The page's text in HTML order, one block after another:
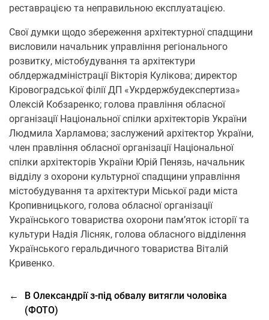
реставрацією та неправильною експлуатацією.
Свої думки щодо збереження архітектурної спадщини
висловили начальник управління регіонального
розвитку, містобудування та архітектури
облдержадміністрації Вікторія Кулікова; директор
Кіровоградської філії ДП «Укрдержбудекспертиза»
Олексій Кобзаренко; голова правління обласної
організації Національної спілки архітекторів України
Людмила Харламова; заслужений архітектор України,
член правління обласної організації Національної
спілки архітекторів України Юрій Пенязь, начальник
відділу з охорони культурної спадщини управління
містобудування та архітектури Міської ради міста
Кропивницького, голова обласної організації
Українського товариства охорони пам’яток історії та
культури Надія Лісняк, голова обласного відділення
Українського геральдичного товариства Віталій
Кривенко.
←
В Олександрії з-під обвалу витягли чоловіка
(ФОТО)